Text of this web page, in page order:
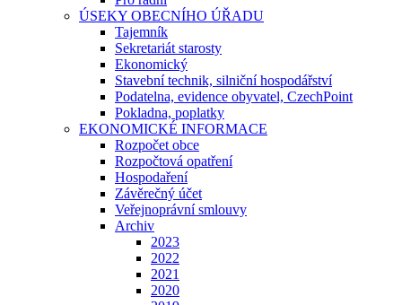
ÚSEKY OBECNÍHO ÚŘADU
Tajemník
Sekretariát starosty
Ekonomický
Stavební technik, silniční hospodářství
Podatelna, evidence obyvatel, CzechPoint
Pokladna, poplatky
EKONOMICKÉ INFORMACE
Rozpočet obce
Rozpočtová opatření
Hospodaření
Závěrečný účet
Veřejnoprávní smlouvy
Archiv
2023
2022
2021
2020